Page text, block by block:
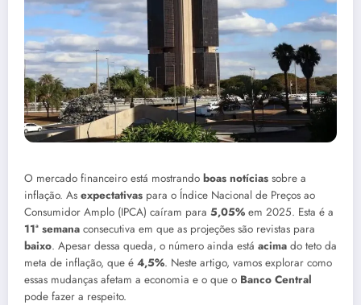
O mercado financeiro está mostrando boas notícias sobre a
inflação. As expectativas para o Índice Nacional de Preços ao
Consumidor Amplo (IPCA) caíram para 5,05% em 2025. Esta é a
11ª semana consecutiva em que as projeções são revistas para
baixo. Apesar dessa queda, o número ainda está acima do teto da
meta de inflação, que é 4,5%. Neste artigo, vamos explorar como
essas mudanças afetam a economia e o que o Banco Central
pode fazer a respeito.